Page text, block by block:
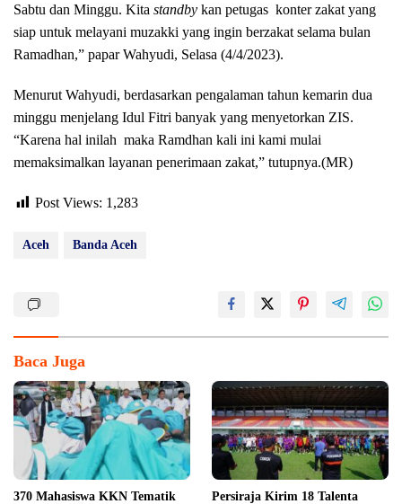
Sabtu dan Minggu. Kita standby kan petugas konter zakat yang
siap untuk melayani muzakki yang ingin berzakat selama bulan
Ramadhan,” papar Wahyudi, Selasa (4/4/2023).
Menurut Wahyudi, berdasarkan pengalaman tahun kemarin dua
minggu menjelang Idul Fitri banyak yang menyetorkan ZIS.
“Karena hal inilah maka Ramdhan kali ini kami mulai
memaksimalkan layanan penerimaan zakat,” tutupnya.(MR)
Post Views: 1,283
Aceh Banda Aceh
Baca Juga
370 Mahasiswa KKN Tematik
Persiraja Kirim 18 Talenta